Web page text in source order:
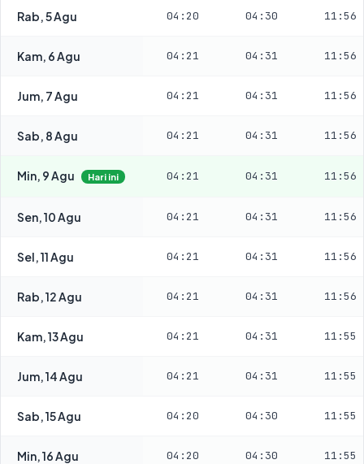
Rab, 5 Agu 04:20 04:30 11:56
Kam, 6 Agu 04:21 04:31 11:56
Jum, 7 Agu 04:21 04:31 11:56
Sab, 8 Agu 04:21 04:31 11:56
Min, 9 Agu Hari ini 04:21 04:31 11:56
Sen, 10 Agu 04:21 04:31 11:56
Sel, 11 Agu 04:21 04:31 11:56
Rab, 12 Agu 04:21 04:31 11:56
Kam, 13 Agu 04:21 04:31 11:55
Jum, 14 Agu 04:21 04:31 11:55
Sab, 15 Agu 04:20 04:30 11:55
Min, 16 Agu 04:20 04:30 11:55